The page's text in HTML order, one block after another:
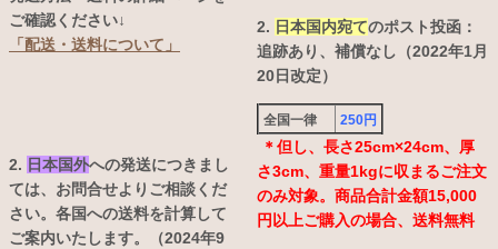
ご確認ください↓
「配送・送料について」
2. 日本国外への発送につきまし
ては、お問合せよりご相談くだ
さい。各国への送料を計算して
ご案内いたします。（2024年9
2. 日本国内宛てのポスト投函：
追跡あり、補償なし（2022年1月
20日改定）
全国一律 250円
＊但し、長さ25cm×24cm、厚
さ3cm、重量1kgに収まるご注文
のみ対象。商品合計金額15,000
円以上ご購入の場合、送料無料